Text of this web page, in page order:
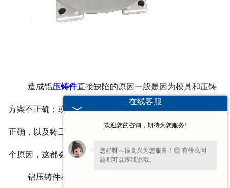
造成铝压铸件直接缺陷的原因一般是因为模具和压铸
方案不正确；或琏铸件结构设计不合理，并且操作方法不
正确，以及铸工艺条件不正确；操作人员技术不熟练等几
个原因，这都会造成铝压铸件的直接缺陷。
铝压铸件在机械运转中起到了极为重要的作用，我们
在线客服
欢迎您的咨询，期待为您服务!
您好呀～很高兴为您服务！😊 有什么问
题都可以跟我说哦。